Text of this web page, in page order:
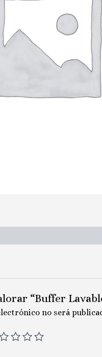
“Buffer
no será